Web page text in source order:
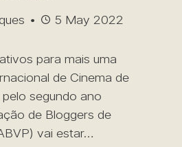
5 May 2022
para mais uma
de Cinema de
segundo ano
de Bloggers de
vai estar…